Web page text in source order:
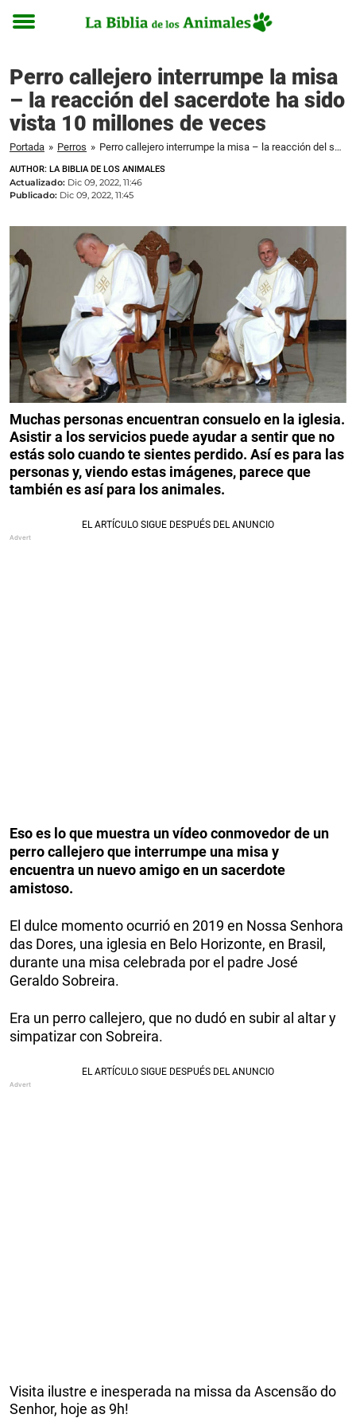
Toggle
Perro callejero interrumpe la misa
– la reacción del sacerdote ha sido
vista 10 millones de veces
Portada » Perros » Perro callejero interrumpe la misa – la reacción del sacerdote ha sido vista 10 millones de veces
AUTHOR: LA BIBLIA DE LOS ANIMALES
Actualizado: Dic 09, 2022, 11:46
Publicado: Dic 09, 2022, 11:45
Muchas personas encuentran consuelo en la iglesia.
Asistir a los servicios puede ayudar a sentir que no
estás solo cuando te sientes perdido. Así es para las
personas y, viendo estas imágenes, parece que
también es así para los animales.
Eso es lo que muestra un vídeo conmovedor de un
perro callejero que interrumpe una misa y
encuentra un nuevo amigo en un sacerdote
amistoso.
El dulce momento ocurrió en 2019 en Nossa Senhora
das Dores, una iglesia en Belo Horizonte, en Brasil,
durante una misa celebrada por el padre José
Geraldo Sobreira.
Era un perro callejero, que no dudó en subir al altar y
simpatizar con Sobreira.
Visita ilustre e inesperada na missa da Ascensão do
Senhor, hoje as 9h!